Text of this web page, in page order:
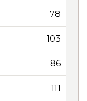
78
103
86
111